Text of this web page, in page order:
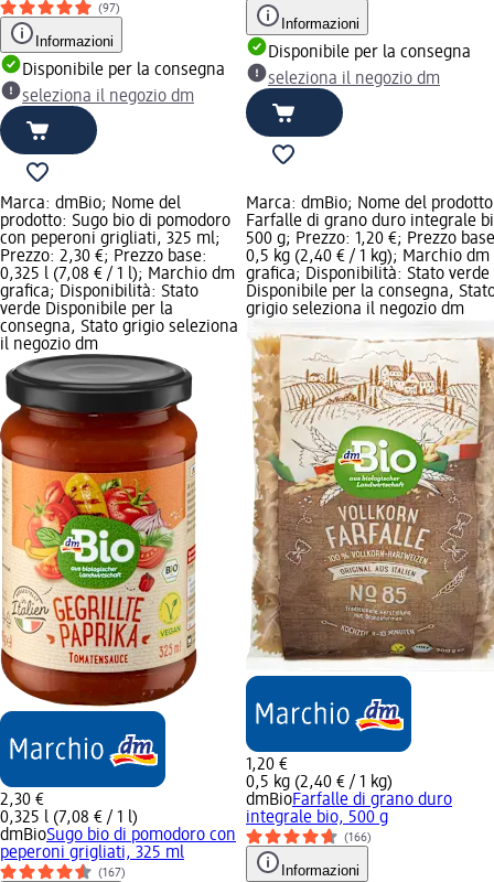
(97)
Informazioni
Disponibile per la consegna
seleziona il negozio dm
Informazioni
Disponibile per la consegna
seleziona il negozio dm
Marca: dmBio; Nome del
prodotto: Sugo bio di pomodoro
con peperoni grigliati, 325 ml;
Prezzo: 2,30 €; Prezzo base:
0,325 l (7,08 € / 1 l); Marchio dm
grafica; Disponibilità: Stato
verde Disponibile per la
consegna, Stato grigio seleziona
il negozio dm
2,30 €
0,325 l (7,08 € / 1 l)
dmBioSugo bio di pomodoro con
peperoni grigliati, 325 ml
(167)
Marca: dmBio; Nome del
Farfalle di grano duro integrale
500 g; Prezzo: 1,20 €; Prezzo
0,5 kg (2,40 € / 1 kg); Marchio dm
grafica; Disponibilità: Stato verde
Disponibile per la consegna,
grigio seleziona il negozio dm
1,20 €
0,5 kg (2,40 € / 1 kg)
dmBioFarfalle di grano duro
integrale bio, 500 g
(166)
Informazioni